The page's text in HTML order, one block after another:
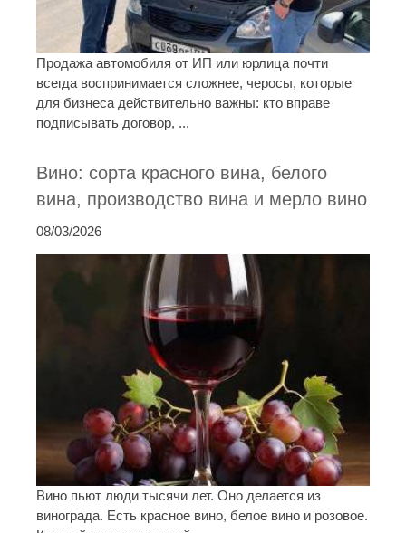
Продажа автомобиля от ИП или юрлица почти
всегда воспринимается сложнее, черосы, которые
для бизнеса действительно важны: кто вправе
подписывать договор, ...
Вино: сорта красного вина, белого
вина, производство вина и мерло вино
08/03/2026
Вино пьют люди тысячи лет. Оно делается из
винограда. Есть красное вино, белое вино и розовое.